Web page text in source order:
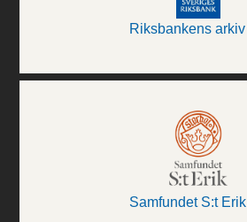
Riksbankens arkiv
Samfundet S:t Erik